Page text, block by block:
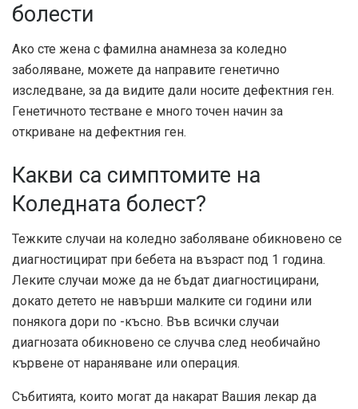
болести
Ако сте жена с фамилна анамнеза за коледно
заболяване, можете да направите генетично
изследване, за да видите дали носите дефектния ген.
Генетичното тестване е много точен начин за
откриване на дефектния ген.
Какви са симптомите на
Коледната болест?
Тежките случаи на коледно заболяване обикновено се
диагностицират при бебета на възраст под 1 година.
Леките случаи може да не бъдат диагностицирани,
докато детето не навърши малките си години или
понякога дори по -късно. Във всички случаи
диагнозата обикновено се случва след необичайно
кървене от нараняване или операция.
Събитията, които могат да накарат Вашия лекар да